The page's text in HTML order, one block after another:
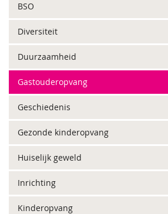
BSO
Diversiteit
Duurzaamheid
Gastouderopvang
Geschiedenis
Gezonde kinderopvang
Huiselijk geweld
Inrichting
Kinderopvang